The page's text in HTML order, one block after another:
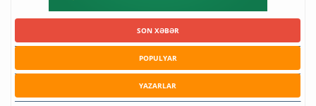
SON XƏBƏR
POPULYAR
YAZARLAR